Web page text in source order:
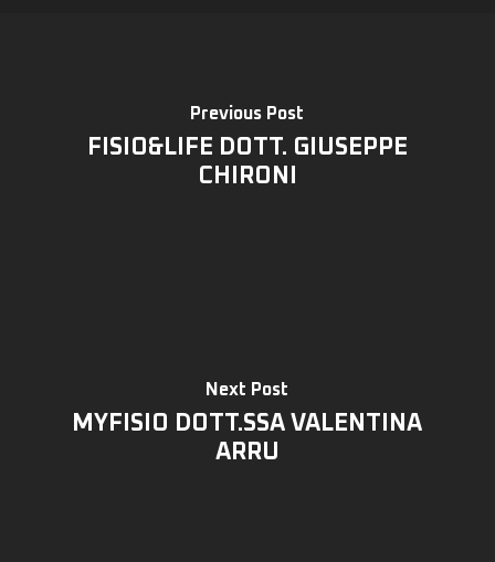
Previous Post
FISIO&LIFE DOTT. GIUSEPPE
CHIRONI
Next Post
MYFISIO DOTT.SSA VALENTINA
ARRU